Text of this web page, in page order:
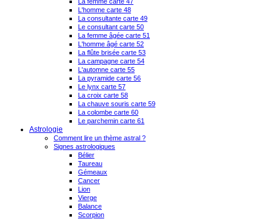
L'homme carte 48
La consultante carte 49
Le consultant carte 50
La femme âgée carte 51
L'homme âgé carte 52
La flûte brisée carte 53
La campagne carte 54
L'automne carte 55
La pyramide carte 56
Le lynx carte 57
La croix carte 58
La chauve souris carte 59
La colombe carte 60
Le parchemin carte 61
Astrologie
Comment lire un thème astral ?
Signes astrologiques
Bélier
Taureau
Gémeaux
Cancer
Lion
Vierge
Balance
Scorpion